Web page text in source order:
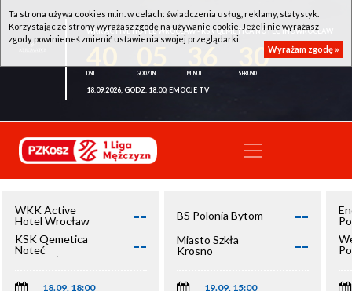
WKK ACTIVE HOTEL WROCŁAW - KSK QEMETICA NOTEĆ INOWROCŁAW
29
18.09.2026, GODZ. 18:00, EMOCJE TV
WKK Active
Hotel Wrocław
--
KSK Qemetica
Noteć
Inowrocław
--
18.09, 18:00
BS Polonia Bytom --
Miasto Szkła
Krosno
--
19.09, 15:00
Ta strona używa cookies m.in. w celach: świadczenia usług, reklamy, statystyk.
Korzystając ze strony wyrażasz zgodę na używanie cookie. Jeżeli nie wyrażasz
zgody powinieneś zmienić ustawienia swojej przeglądarki.
Wyrażam zgodę »